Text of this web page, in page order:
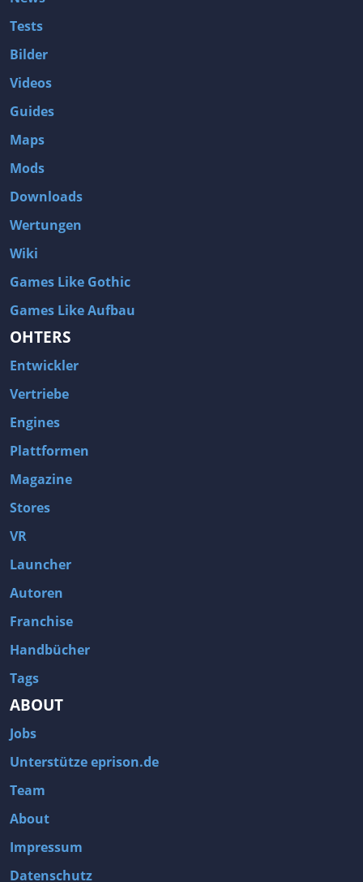
Tests
Bilder
Videos
Guides
Maps
Mods
Downloads
Wertungen
Wiki
Games Like Gothic
Games Like Aufbau
OHTERS
Entwickler
Vertriebe
Engines
Plattformen
Magazine
Stores
VR
Launcher
Autoren
Franchise
Handbücher
Tags
ABOUT
Jobs
Unterstütze eprison.de
Team
About
Impressum
Datenschutz